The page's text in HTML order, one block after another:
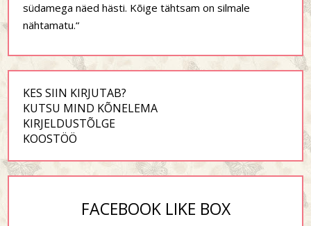
südamega näed hästi. Kõige tähtsam on silmale
nähtamatu.“
KES SIIN KIRJUTAB?
KUTSU MIND KÕNELEMA
KIRJELDUSTÕLGE
KOOSTÖÖ
FACEBOOK LIKE BOX